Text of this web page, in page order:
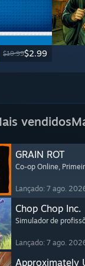
$19.99$2.99
vendidos
GRAIN ROT
Co-op Online,
Lançado: 7 ago.
Chop Chop Inc.
Simulador de
Lançado: 7 ago.
Approximately